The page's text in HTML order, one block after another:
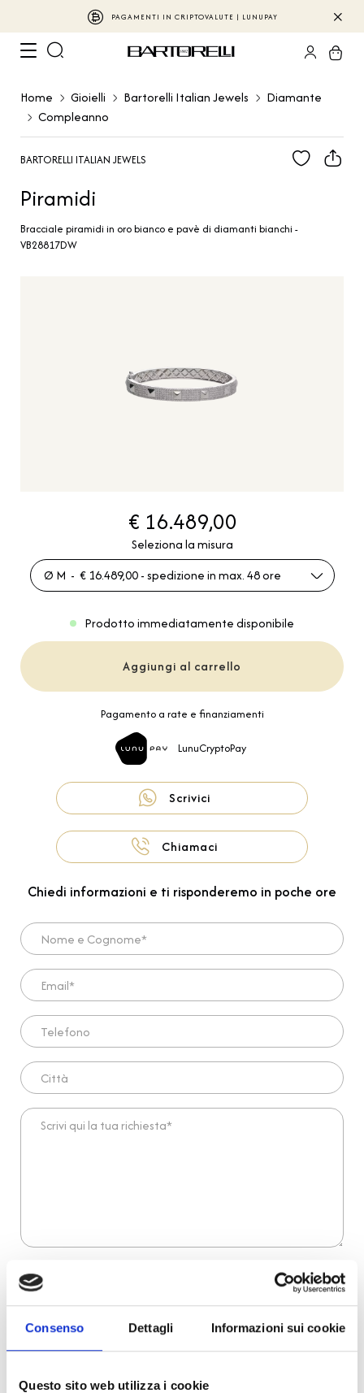
Consenso Dettagli Informazioni sui cookie
Questo sito web utilizza i cookie
PAGAMENTI IN CRIPTOVALUTE | LUNUPAY
Home Gioielli Bartorelli Italian Jewels
Diamante
Compleanno
BARTORELLI ITALIAN JEWELS
Piramidi
Bracciale piramidi in oro bianco e pavè di diamanti bianchi -
VB28817DW
€ 16.489,00
Seleziona la misura
Ø M - € 16.489,00 - spedizione in max. 48 ore
Prodotto immediatamente disponibile
Aggiungi al carrello
Pagamento a rate e finanziamenti
LunuCryptoPay
Scrivici
Chiamaci
Chiedi informazioni e ti risponderemo in poche ore
Nome e Cognome*
Email*
Telefono
Città
Scrivi qui la tua richiesta*
Desidero iscrivermi alla newsletter e
autorizzo al trattamento dei miei dati personali.
* Campi obbligatori
Invia richiesta